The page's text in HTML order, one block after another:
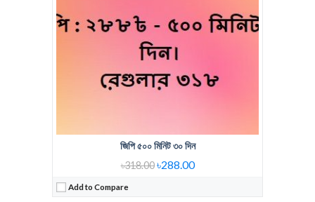
জিপি ৫০০ মিনিট ৩০ দিন
৳318.00৳288.00
Add to Compare
View Details →